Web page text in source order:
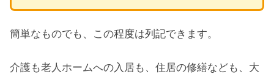
簡単なものでも、この程度は列記できます。
介護も老人ホームへの入居も、住居の修繕なども、大